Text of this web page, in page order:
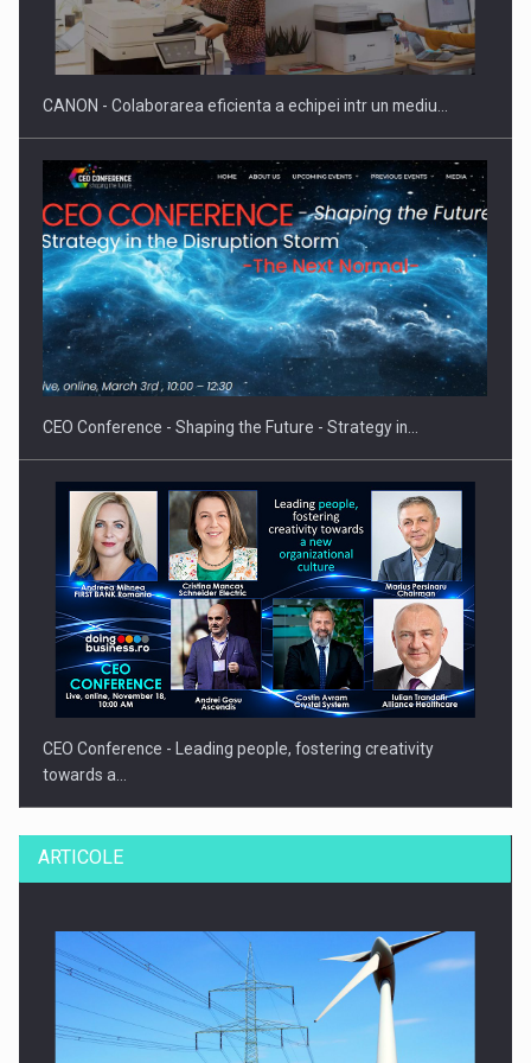
CANON - Colaborarea eficienta a echipei intr un mediu…
CEO Conference - Shaping the Future - Strategy in…
CEO Conference - Leading people, fostering creativity
towards a…
ARTICOLE